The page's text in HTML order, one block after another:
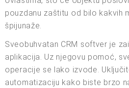
pouzdanu zaštitu od bilo kakvih
špijunaže.
Sveobuhvatan CRM softver je
aplikacija. Uz njegovu pomoć,
operacije se lako izvode.
automatizaciju kako biste brzo